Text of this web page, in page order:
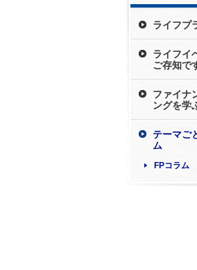
ライフプ
ライフイ
ご存知で
ファイナ
ングを学
テーマご
ム
FPコラム